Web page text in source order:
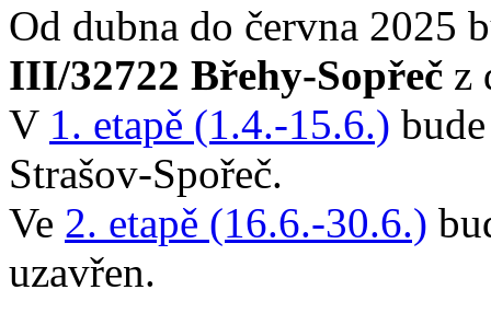
Od dubna do června 2025
III/32722 Břehy-Sopřeč z
V 1. etapě (1.4.-15.6.)
Strašov-Spořeč.
Ve 2. etapě (16.6.-30.6.)
uzavřen.